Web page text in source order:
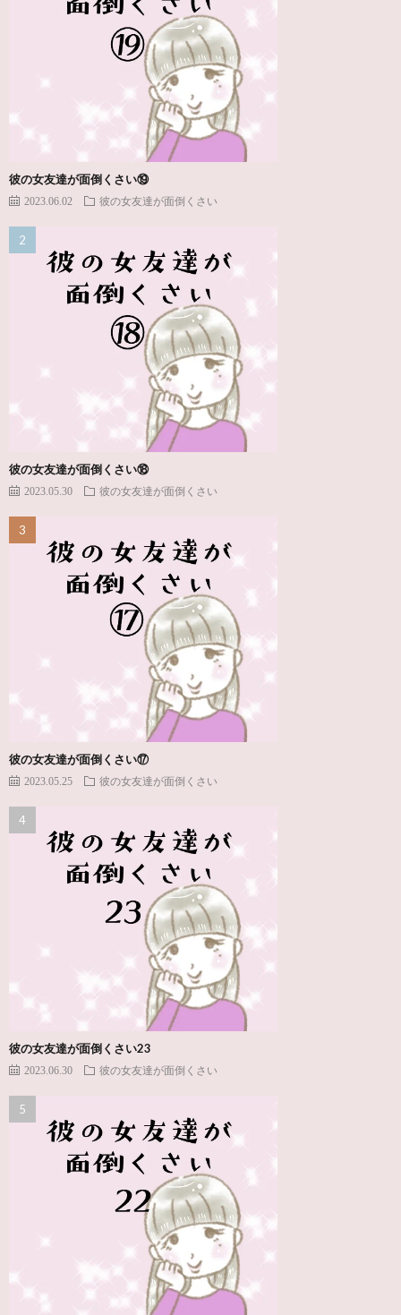
彼の女友達が面倒くさい⑲
2023.06.02 彼の女友達が面倒くさい
彼の女友達が面倒くさい⑱
2023.05.30 彼の女友達が面倒くさい
彼の女友達が面倒くさい⑰
2023.05.25 彼の女友達が面倒くさい
彼の女友達が面倒くさい23
2023.06.30 彼の女友達が面倒くさい